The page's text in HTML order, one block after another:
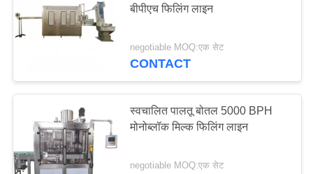
बीपीएच फिलिंग लाइन
negotiable MOQ:एक सेट
CONTACT
स्वचालित पालतू बोतल 5000 BPH
मोनोब्लॉक मिल्क फिलिंग लाइन
negotiable MOQ:एक सेट